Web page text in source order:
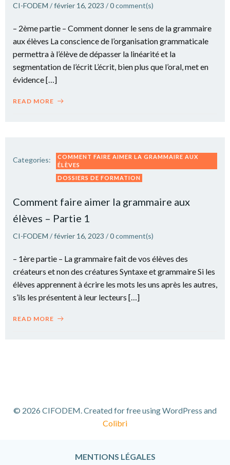
CI-FODEM /février 16, 2023 /0comment(s)
– 2ème partie – Comment donner le sens de la grammaire
aux élèves La conscience de l’organisation grammaticale
permettra à l’élève de dépasser la linéarité et la
segmentation de l’écrit L’écrit, bien plus que l’oral, met en
évidence […]
READ MORE
Categories:
COMMENT FAIRE AIMER LA GRAMMAIRE AUX
ÉLÈVES
DOSSIERS DE FORMATION
Comment faire aimer la grammaire aux
élèves – Partie 1
CI-FODEM /février 16, 2023 /0comment(s)
– 1ère partie – La grammaire fait de vos élèves des
créateurs et non des créatures Syntaxe et grammaire Si les
élèves apprennent à écrire les mots les uns après les autres,
s’ils les présentent à leur lecteurs […]
READ MORE
© 2026 CIFODEM. Created for free using WordPress and
Colibri
MENTIONS LÉGALES